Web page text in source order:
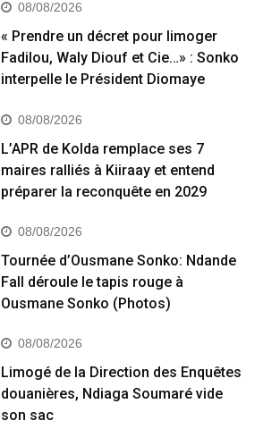
08/08/2026
« Prendre un décret pour limoger
Fadilou, Waly Diouf et Cie…» : Sonko
interpelle le Président Diomaye
08/08/2026
L’APR de Kolda remplace ses 7
maires ralliés à Kiiraay et entend
préparer la reconquête en 2029
08/08/2026
Tournée d’Ousmane Sonko: Ndande
Fall déroule le tapis rouge à
Ousmane Sonko (Photos)
08/08/2026
Limogé de la Direction des Enquêtes
douanières, Ndiaga Soumaré vide
son sac